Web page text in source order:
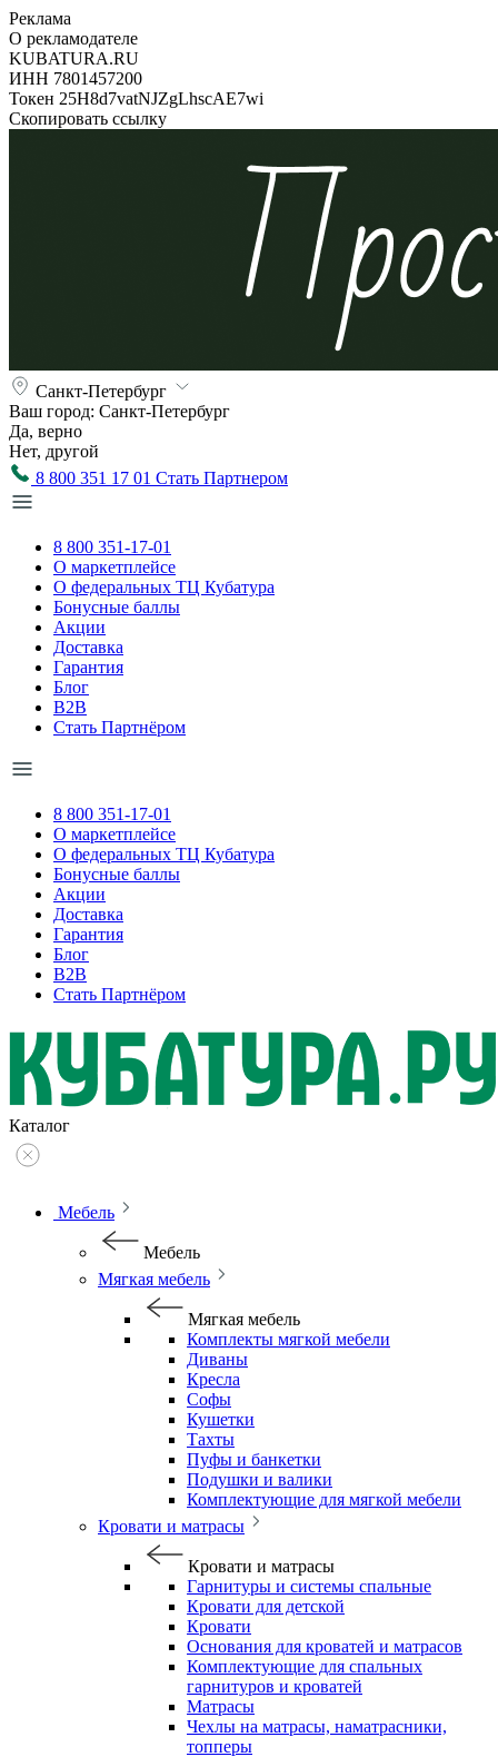
Реклама
О рекламодателе
KUBATURA.RU
ИНН 7801457200
Токен 25H8d7vatNJZgLhscAE7wi
Скопировать ссылку
Санкт-Петербург
Ваш город: Санкт-Петербург
Да, верно
Нет, другой
8 800 351 17 01 Стать Партнером
8 800 351-17-01
О маркетплейсе
О федеральных ТЦ Кубатура
Бонусные баллы
Акции
Доставка
Гарантия
Блог
B2B
Стать Партнёром
8 800 351-17-01
О маркетплейсе
О федеральных ТЦ Кубатура
Бонусные баллы
Акции
Доставка
Гарантия
Блог
B2B
Стать Партнёром
Каталог
Мебель
Мебель
Мягкая мебель
Мягкая мебель
Комплекты мягкой мебели
Диваны
Кресла
Софы
Кушетки
Тахты
Пуфы и банкетки
Подушки и валики
Комплектующие для мягкой мебели
Кровати и матрасы
Кровати и матрасы
Гарнитуры и системы спальные
Кровати для детской
Кровати
Основания для кроватей и матрасов
Комплектующие для спальных
гарнитуров и кроватей
Матрасы
Чехлы на матрасы, наматрасники,
топперы